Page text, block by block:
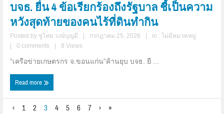
บจธ. ยื่น 4 ข้อเรียกร้องถึงรัฐบาล ชี้เป็นความ
หวังสุดท้ายของคนไร้ที่ดินทำกิน
Posted by ชูไทย วงษ์บุญมี กรกฎาคม 25, 2026 in :ไม่มีหมวดหมู่
0 comments 8 Views
“เครือข่ายเกษตรกร จ.ขอนแก่น”ค้านยุบ บจธ. ยื ...
Read more
‹ 1 2 3 4 5 6 7 › »